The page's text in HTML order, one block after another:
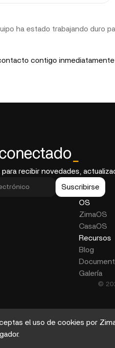
ha estado trabajando duro
contigo
el uso de cookies por
recibir novedades,
Suscribirse
OS
ZimaOS
CasaOS
Recursos
Blog
Galería
©